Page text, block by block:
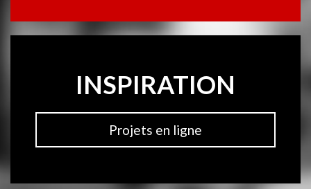
INSPIRATION
Projets en ligne